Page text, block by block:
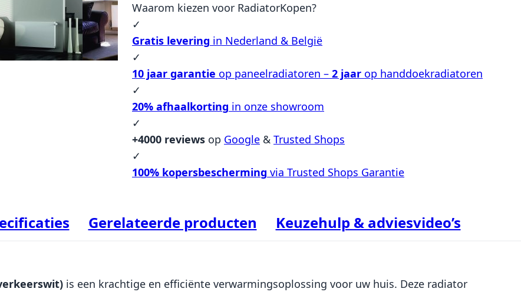
Waarom kiezen voor RadiatorKopen?
✓
Gratis levering in Nederland & België
✓
10 jaar garantie op paneelradiatoren – 2 jaar op handdoekradiatoren
✓
20% afhaalkorting in onze showroom
✓
+4000 reviews op Google & Trusted Shops
✓
100% kopersbescherming via Trusted Shops Garantie
is een krachtige en efficiënte verwarmingsoplossing voor uw huis. Deze radiator
Gerelateerde producten Keuzehulp & adviesvideo’s